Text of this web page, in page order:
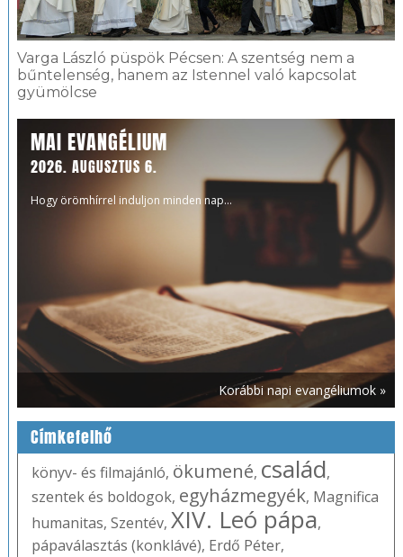
Varga László püspök Pécsen: A szentség nem a
bűntelenség, hanem az Istennel való kapcsolat
gyümölcse
MAI EVANGÉLIUM
2026. AUGUSZTUS 6.
Hogy örömhírrel induljon minden nap...
Korábbi napi evangéliumok »
Címkefelhő
könyv- és filmajánló, ökumené, család,
szentek és boldogok, egyházmegyék, Magnifica
humanitas, Szentév, XIV. Leó pápa,
pápaválasztás (konklávé), Erdő Péter,